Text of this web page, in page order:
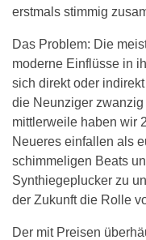
erstmals stimmig
Das Problem: Die
moderne Einflüsse in
sich direkt oder
die Neunziger
mittlerweile haben wir
Neueres einfallen als
schimmeligen Beats
Synthiegeplucker zu
der Zukunft die Rolle
Der mit Preisen